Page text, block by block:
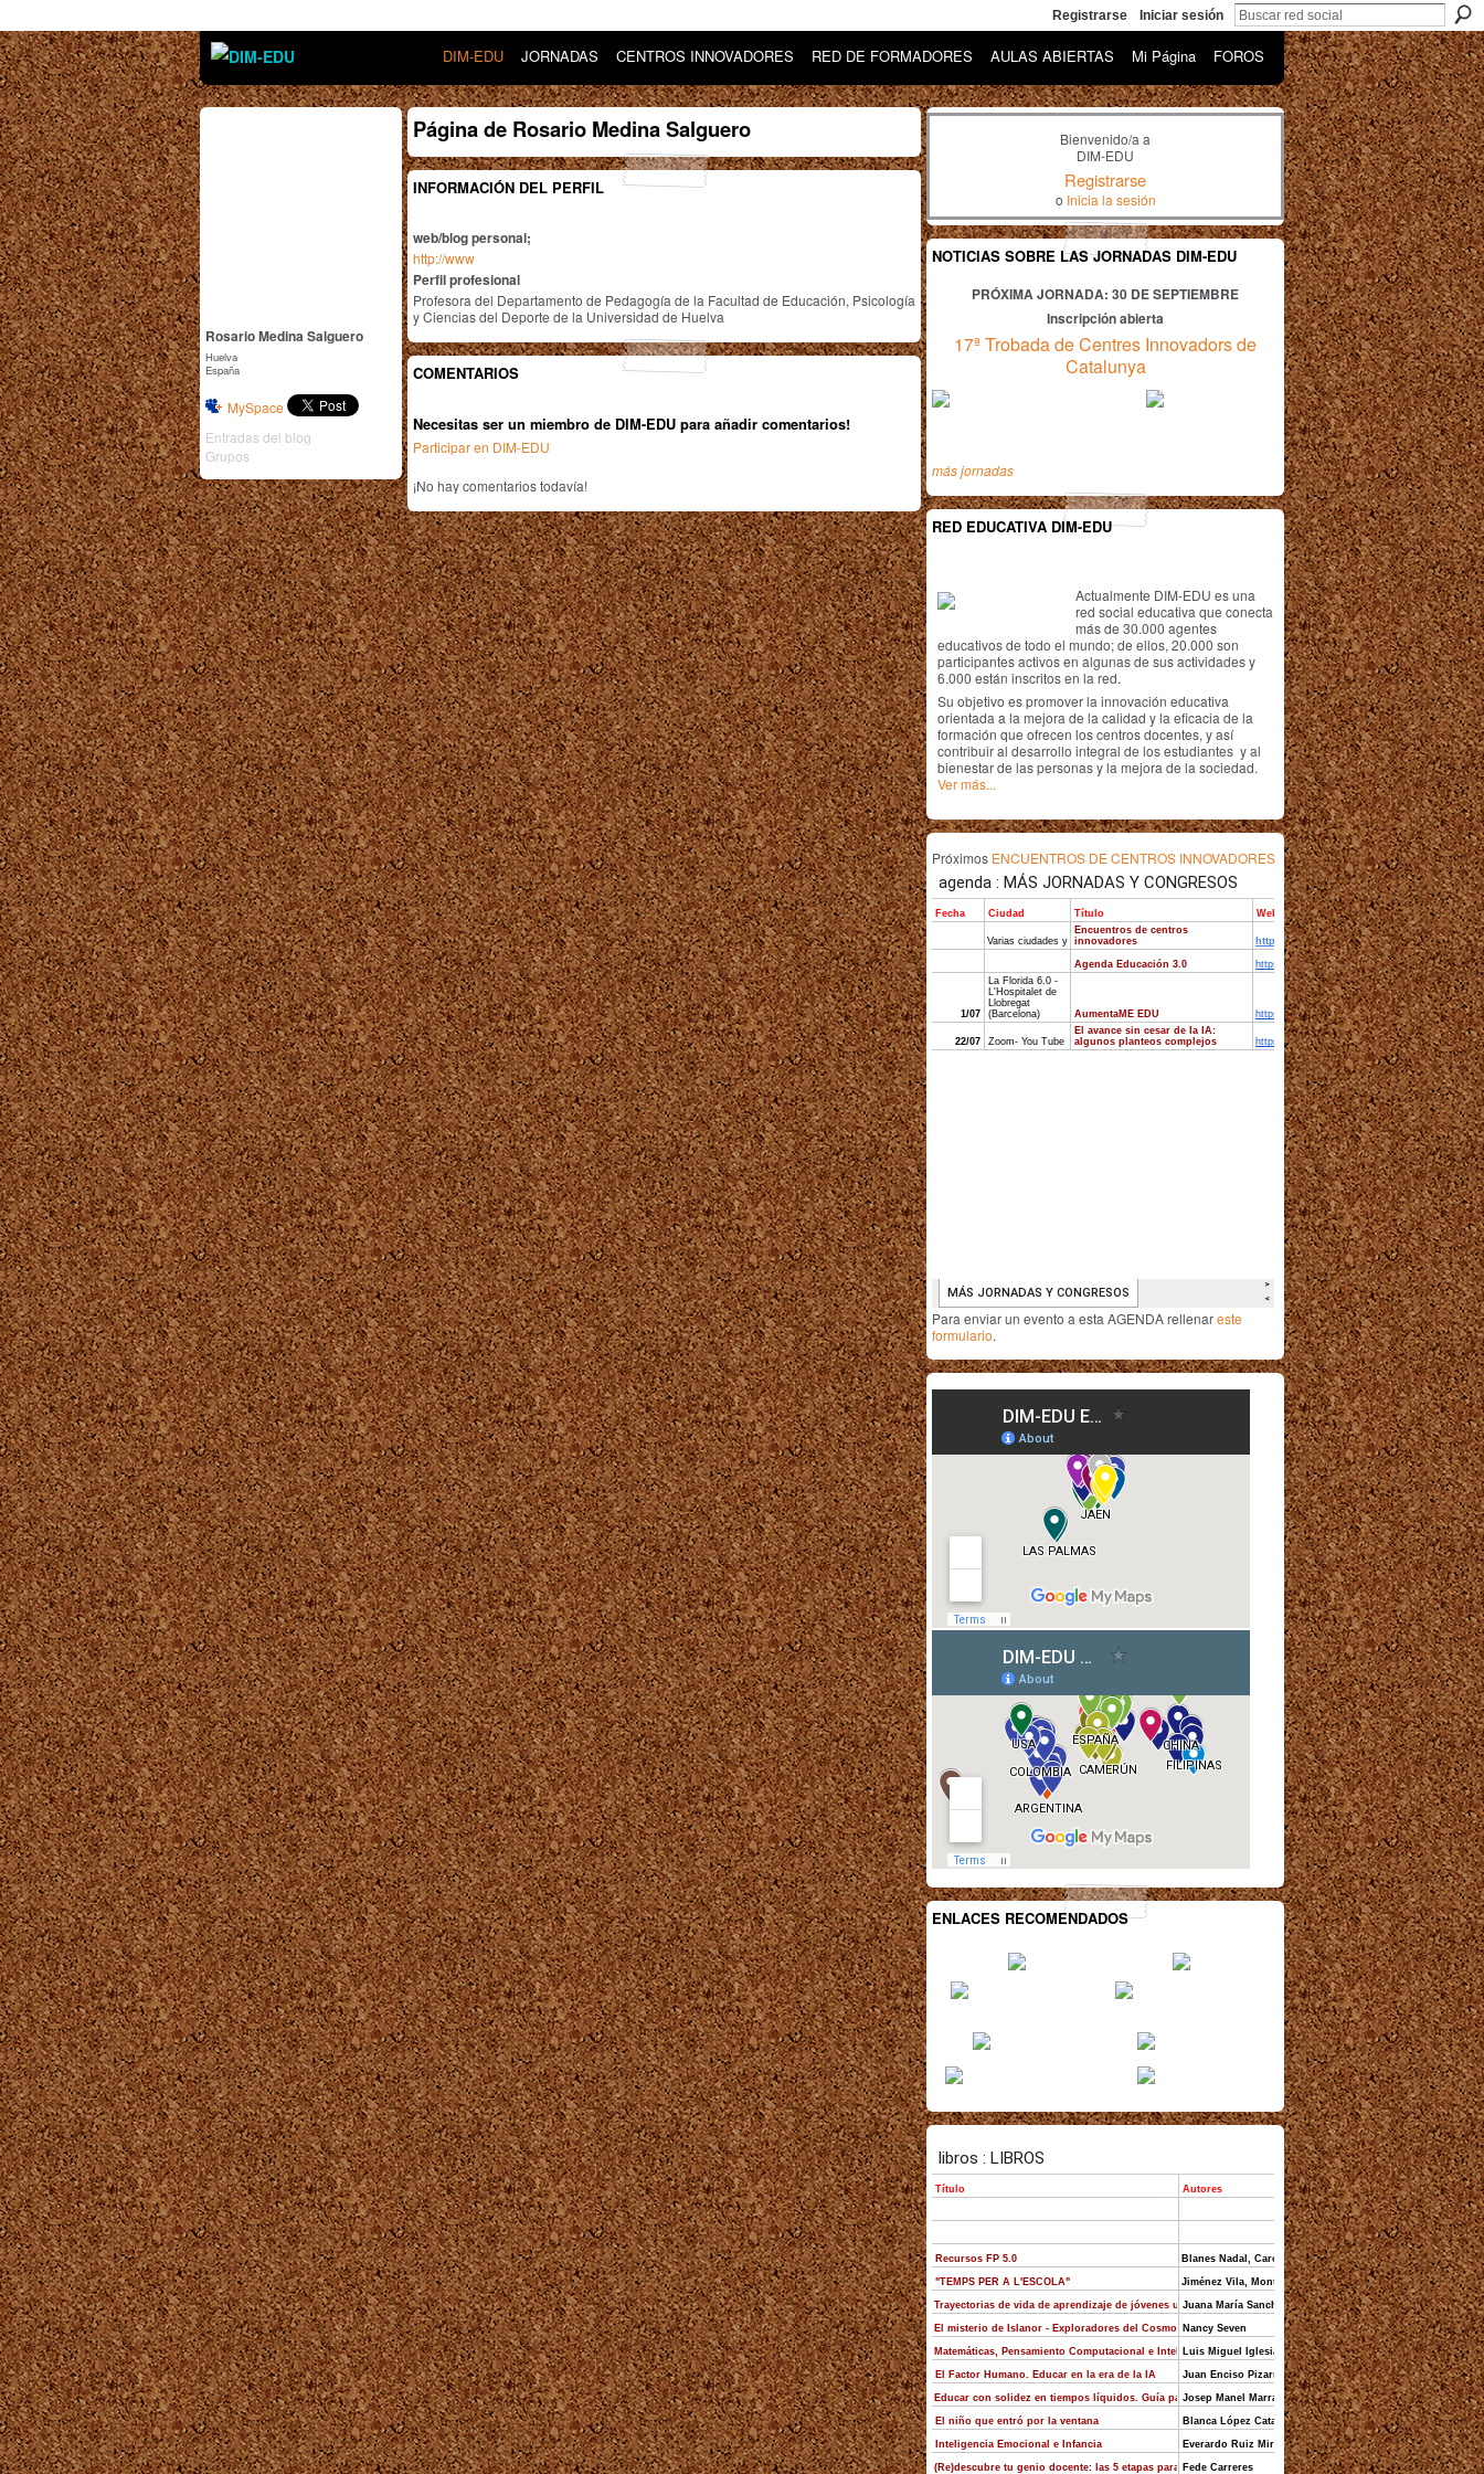
Registrarse Iniciar sesión
DIM-EDU JORNADAS CENTROS INNOVADORES RED DE FORMADORES AULAS ABIERTAS Mi Página FOROS
Rosario Medina Salguero
Huelva
España
MySpace
Entradas del blog
Grupos
Página de Rosario Medina Salguero
INFORMACIÓN DEL PERFIL
web/blog personal;
http://www
Perfil profesional
Profesora del Departamento de Pedagogía de la Facultad de Educación, Psicología
y Ciencias del Deporte de la Universidad de Huelva
COMENTARIOS
Necesitas ser un miembro de DIM-EDU para añadir comentarios!
Participar en DIM-EDU
¡No hay comentarios todavía!
Bienvenido/a a
DIM-EDU
Registrarse
o Inicia la sesión
NOTICIAS SOBRE LAS JORNADAS DIM-EDU
PRÓXIMA JORNADA: 30 DE SEPTIEMBRE
Inscripción abierta
17ª Trobada de Centres Innovadors de
Catalunya
más jornadas
RED EDUCATIVA DIM-EDU
Actualmente DIM-EDU es una
red social educativa que conecta
más de 30.000 agentes
educativos de todo el mundo; de ellos, 20.000 son
participantes activos en algunas de sus actividades y
6.000 están inscritos en la red.
Su objetivo es promover la innovación educativa
orientada a la mejora de la calidad y la eficacia de la
formación que ofrecen los centros docentes, y así
contribuir al desarrollo integral de los estudiantes y al
bienestar de las personas y la mejora de la sociedad.
Ver más...
Próximos ENCUENTROS DE CENTROS INNOVADORES
Para enviar un evento a esta AGENDA rellenareste
formulario.
ENLACES RECOMENDADOS